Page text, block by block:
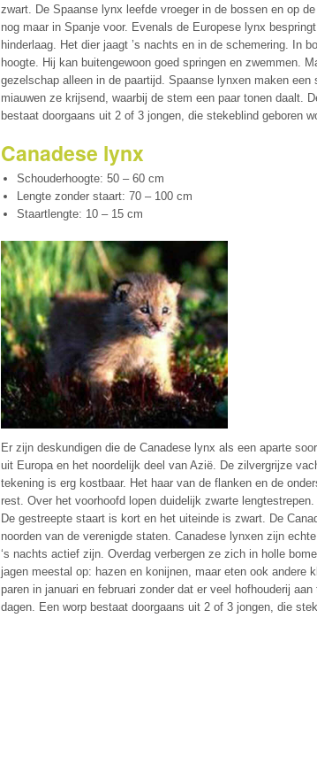
zwart. De Spaanse lynx leefde vroeger in de bossen en op
nog maar in Spanje voor. Evenals de Europese lynx
hinderlaag. Het dier jaagt ’s nachts en in de schemering. In
hoogte. Hij kan buitengewoon goed springen en zwemmen.
gezelschap alleen in de paartijd. Spaanse lynxen maken
miauwen ze krijsend, waarbij de stem een paar tonen daalt.
bestaat doorgaans uit 2 of 3 jongen, die stekeblind geboren
Canadese lynx
Schouderhoogte: 50 – 60 cm
Lengte zonder staart: 70 – 100 cm
Staartlengte: 10 – 15 cm
Er zijn deskundigen die de Canadese lynx als een aparte
uit Europa en het noordelijk deel van Azië. De zilvergrijze
tekening is erg kostbaar. Het haar van de flanken en de
rest. Over het voorhoofd lopen duidelijk zwarte
De gestreepte staart is kort en het uiteinde is zwart. De
noorden van de verenigde staten. Canadese lynxen zijn
‘s nachts actief zijn. Overdag verbergen ze zich in holle
jagen meestal op: hazen en konijnen, maar eten ook andere
paren in januari en februari zonder dat er veel hofhouderij
dagen. Een worp bestaat doorgaans uit 2 of 3 jongen, die